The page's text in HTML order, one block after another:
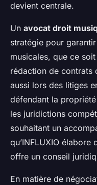
devient centrale.
Un avocat droit
stratégie pour
musicales, que ce
rédaction de contrats
aussi lors des litiges
défendant la
les juridictions
souhaitant un
qu’INFLUXIO
offre un conseil
En matière de